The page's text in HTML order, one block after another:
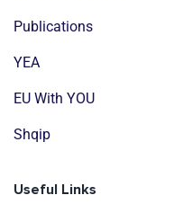
Publications
YEA
EU With YOU
Shqip
Useful Links